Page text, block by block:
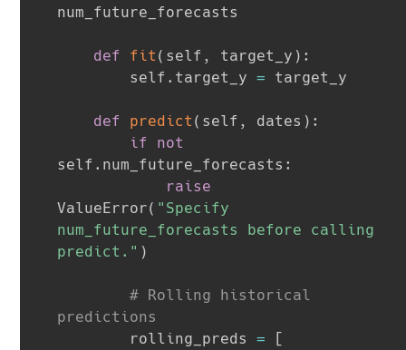
num_future_forecasts
def fit ( self , target_y ) :
        self
. target_y = target_y
def predict ( self , dates ) :
if
not
self . num_future_forecasts :
raise
ValueError( "Specify
num_future_forecasts before calling
predict." )
# Rolling historical
predictions
        rolling_preds
=
[